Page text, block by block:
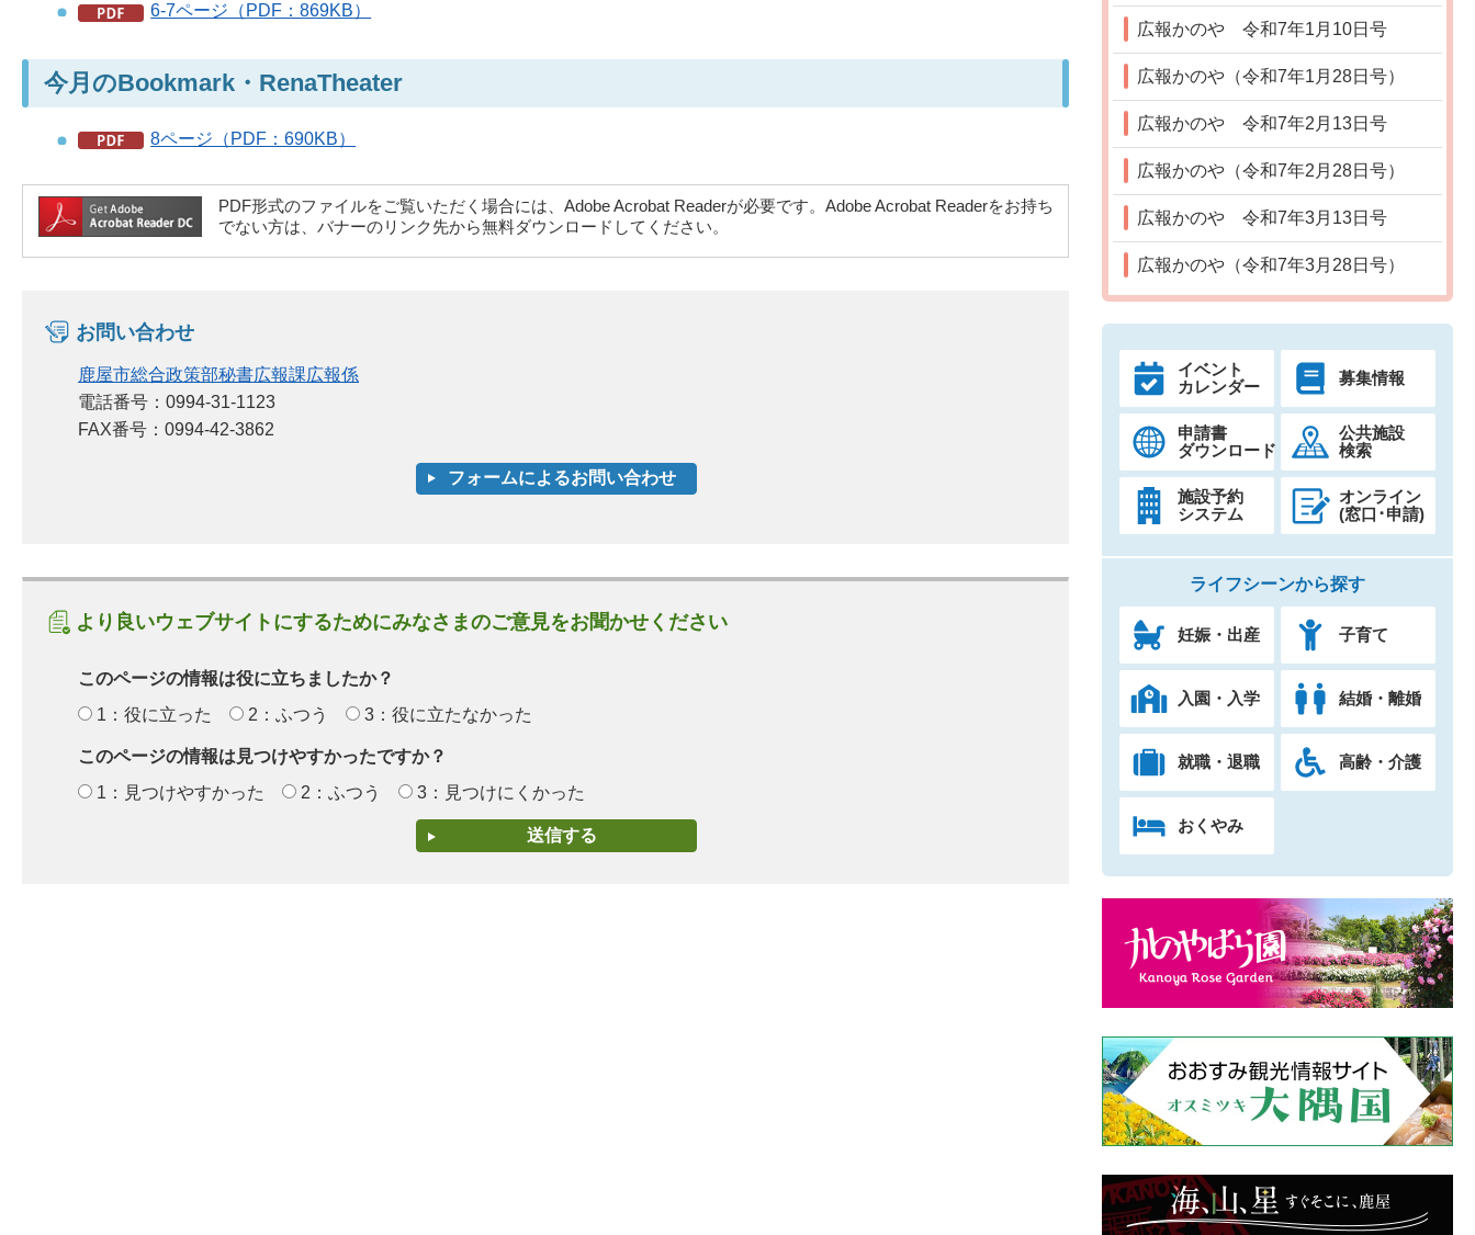
6-7ページ（PDF：869KB）
今月のBookmark・RenaTheater
8ページ（PDF：690KB）
PDF形式のファイルをご覧いただく場合には、Adobe Acrobat Readerが必要です。Adobe Acrobat Readerをお持ち
でない方は、バナーのリンク先から無料ダウンロードしてください。
お問い合わせ
鹿屋市総合政策部秘書広報課広報係
電話番号：0994-31-1123
FAX番号：0994-42-3862
より良いウェブサイトにするためにみなさまのご意見をお聞かせください
このページの情報は役に立ちましたか？
1：役に立った
2：ふつう 3：役に立たなかった
このページの情報は見つけやすかったですか？
1：見つけやすかった
2：ふつう 3：見つけにくかった
広報かのや 令和7年1月10日号
広報かのや（令和7年1月28日号）
広報かのや 令和7年2月13日号
広報かのや（令和7年2月28日号）
広報かのや 令和7年3月13日号
広報かのや（令和7年3月28日号）
イベント
カレンダー
募集情報
申請書
ダウンロード
公共施設
検索
施設予約
システム
オンライン
(窓口･申請)
ライフシーンから探す
妊娠・出産 子育て
入園・入学 結婚・離婚
就職・退職 高齢・介護
おくやみ